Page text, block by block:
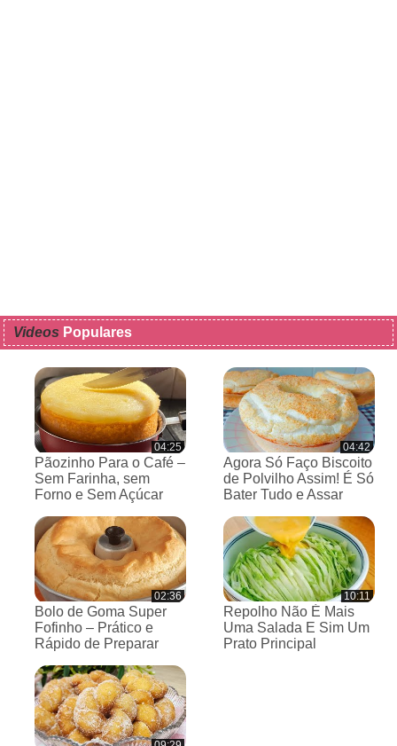
Videos Populares
04:25
Pãozinho Para o Café –
Sem Farinha, sem
Forno e Sem Açúcar
04:42
Agora Só Faço Biscoito
de Polvilho Assim! É Só
Bater Tudo e Assar
02:36
Bolo de Goma Super
Fofinho – Prático e
Rápido de Preparar
10:11
Repolho Não É Mais
Uma Salada E Sim Um
Prato Principal